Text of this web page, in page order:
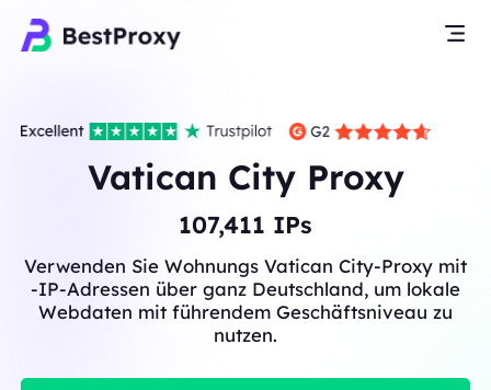
Vatican City Proxy
107,411 IPs
Verwenden Sie Wohnungs Vatican City-Proxy mit
-IP-Adressen über ganz Deutschland, um lokale
Webdaten mit führendem Geschäftsniveau zu
nutzen.